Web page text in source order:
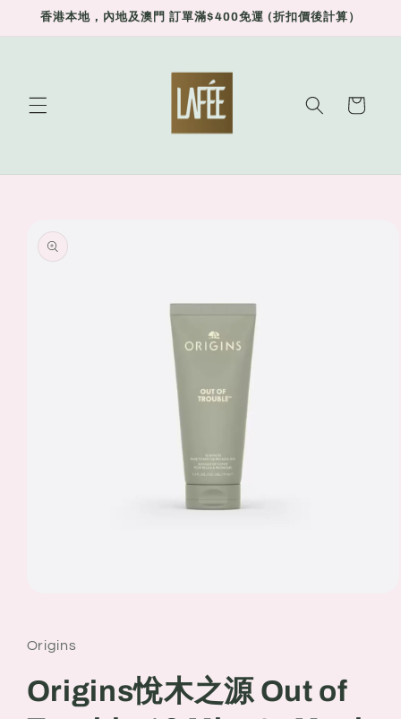
Skip to
香港本地，內地及澳門 訂單滿$400免運 (折扣價後計算）
Cart
product
information
in
modal
Origins
Origins悅木之源 Out of